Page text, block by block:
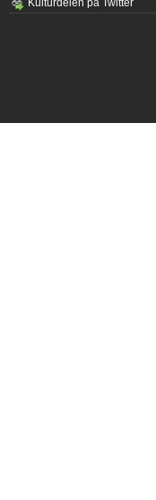
Kulturdelen på Twitter